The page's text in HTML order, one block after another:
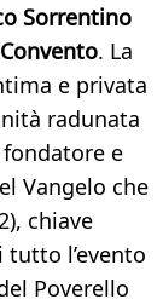
Sorrentino
. La
e privata
radunata
e
Vangelo che
chiave
l’evento
Poverello